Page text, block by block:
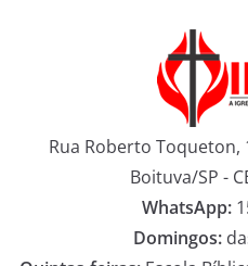
Rua Roberto Toqueton,
Boituva/SP -
WhatsApp:
Domingos: